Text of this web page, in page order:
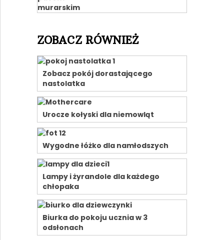
ZOBACZ RÓWNIEŻ
Zobacz pokój dorastającego
nastolatka
Urocze kołyski dla niemowląt
Wygodne łóżko dla namłodszych
Lampy i żyrandole dla każdego
chłopaka
Biurka do pokoju ucznia w 3
odsłonach